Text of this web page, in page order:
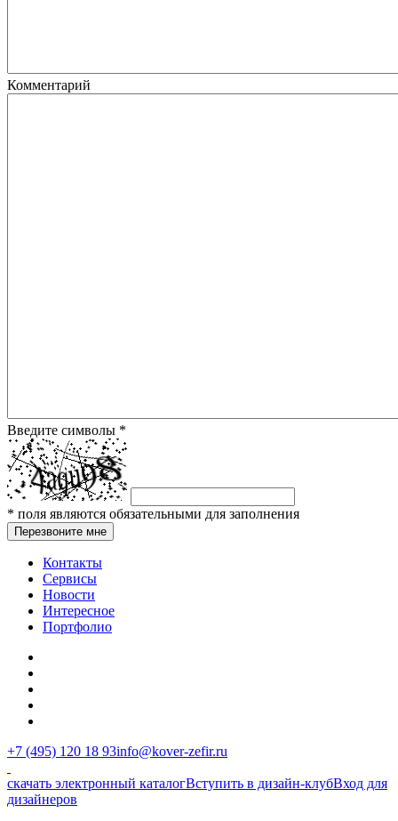
Комментарий
Введите символы *
* поля являются обязательными для заполнения
Перезвоните мне
Контакты
Сервисы
Новости
Интересное
Портфолио
+7 (495) 120 18 93info@kover-zefir.ru
скачать электронный каталогВступить в дизайн-клубВход для
дизайнеров